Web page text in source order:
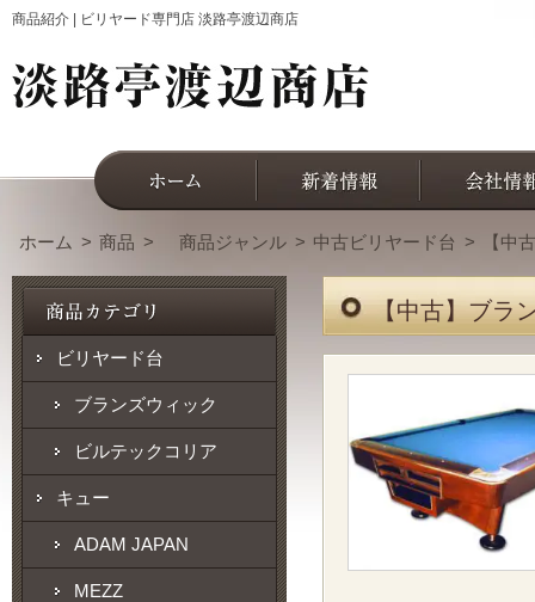
商品紹介 | ビリヤード専門店 淡路亭渡辺商店
ホーム 商品 商品ジャンル 中古ビリヤード台 【中
【中古】ブラ
ビリヤード台
ブランズウィック
ビルテックコリア
キュー
ADAM JAPAN
MEZZ